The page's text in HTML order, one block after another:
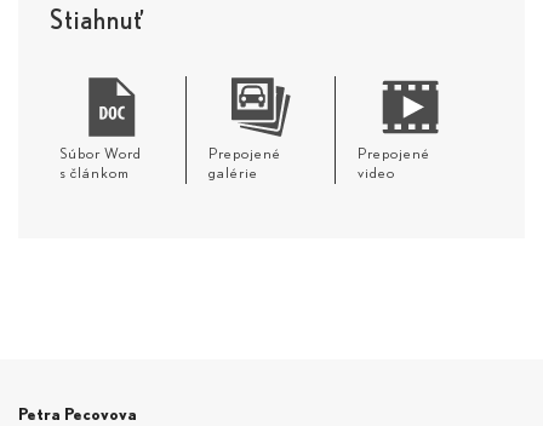
Stiahnuť
Súbor Word
s článkom
Prepojené
galérie
Prepojené
video
Petra Pecovova